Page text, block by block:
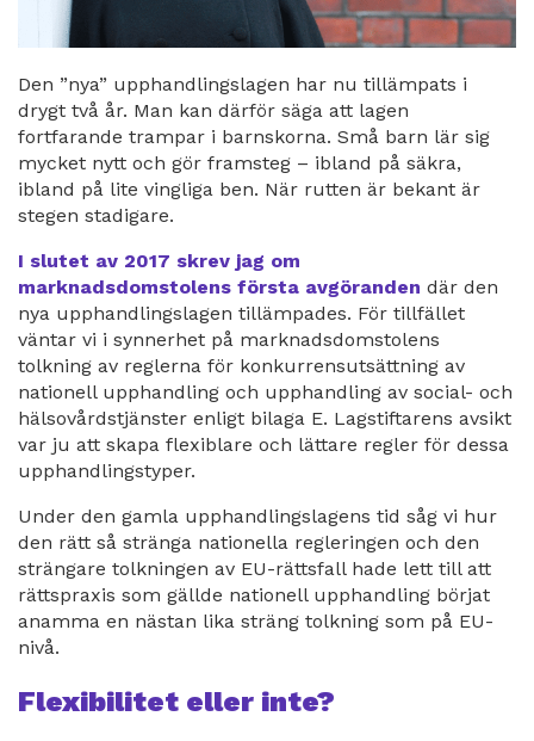
Den ”nya” upphandlingslagen har nu tillämpats i
drygt två år. Man kan därför säga att lagen
fortfarande trampar i barnskorna. Små barn lär sig
mycket nytt och gör framsteg – ibland på säkra,
ibland på lite vingliga ben. När rutten är bekant är
stegen stadigare.
I slutet av 2017 skrev jag om
marknadsdomstolens första avgöranden där den
nya upphandlingslagen tillämpades. För tillfället
väntar vi i synnerhet på marknadsdomstolens
tolkning av reglerna för konkurrensutsättning av
nationell upphandling och upphandling av social- och
hälsovårdstjänster enligt bilaga E. Lagstiftarens avsikt
var ju att skapa flexiblare och lättare regler för dessa
upphandlingstyper.
Under den gamla upphandlingslagens tid såg vi hur
den rätt så stränga nationella regleringen och den
strängare tolkningen av EU-rättsfall hade lett till att
rättspraxis som gällde nationell upphandling börjat
anamma en nästan lika sträng tolkning som på EU-
nivå.
Flexibilitet eller inte?